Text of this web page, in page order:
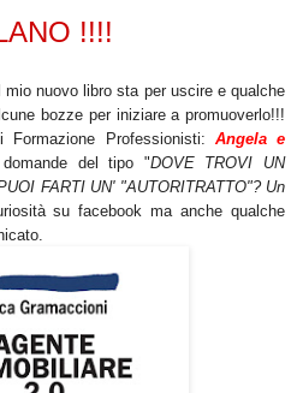
!!!!
nuovo libro sta per uscire e qualche
bozze per iniziare a promuoverlo!!!
Formazione Professionisti: Angela e
del tipo "DOVE TROVI UN
FARTI UN' "AUTORITRATTO"? Un
su facebook ma anche qualche